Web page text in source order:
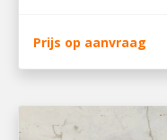
Prijs op aanvraag